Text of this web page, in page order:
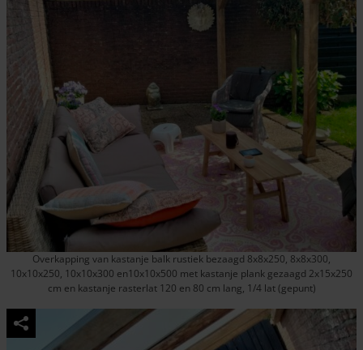
Overkapping van kastanje balk rustiek bezaagd 8x8x250, 8x8x300,
10x10x250, 10x10x300 en10x10x500 met kastanje plank gezaagd 2x15x250
cm en kastanje rasterlat 120 en 80 cm lang, 1/4 lat (gepunt)